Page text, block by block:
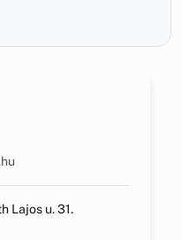
Lajos u. 31.